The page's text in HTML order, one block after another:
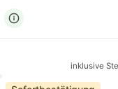
inklusive